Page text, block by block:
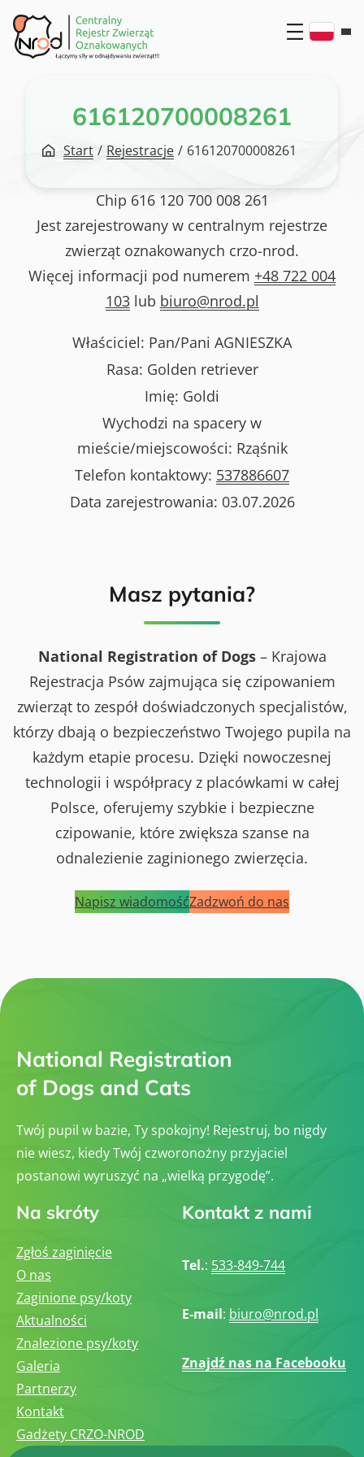
Przejdź
do
treści
616120700008261
Start / Rejestracje / 616120700008261
Chip 616 120 700 008 261
Jest zarejestrowany w centralnym rejestrze
zwierząt oznakowanych crzo-nrod.
Więcej informacji pod numerem +48 722 004
103lub biuro@nrod.pl
Właściciel: Pan/Pani AGNIESZKA
Rasa: Golden retriever
Imię: Goldi
Wychodzi na spacery w
mieście/miejscowości: Rząśnik
Telefon kontaktowy: 537886607
Data zarejestrowania: 03.07.2026
Masz pytania?
National Registration of Dogs– Krajowa
Rejestracja Psów zajmująca się czipowaniem
zwierząt to zespół doświadczonych specjalistów,
którzy dbają o bezpieczeństwo Twojego pupila na
każdym etapie procesu. Dzięki nowoczesnej
technologii i współpracy z placówkami w całej
Polsce, oferujemy szybkie i bezpieczne
czipowanie, które zwiększa szanse na
odnalezienie zaginionego zwierzęcia.
Napisz wiadomośćZadzwoń do nas
National Registration
of Dogs and Cats
Twój pupil w bazie, Ty spokojny! Rejestruj, bo nigdy
nie wiesz, kiedy Twój czworonożny przyjaciel
postanowi wyruszyć na „wielką przygodę”.
Na skróty
Zgłoś zaginięcie
O nas
Zaginione psy/koty
Aktualności
Znalezione psy/koty
Galeria
Partnerzy
Kontakt
Gadżety CRZO-NROD
Kontakt z nami
Tel.: 533-849-744
E-mail: biuro@nrod.pl
Znajdź nas na Facebooku